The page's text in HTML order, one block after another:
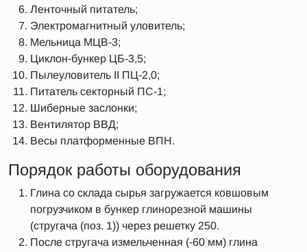
Ленточный питатель;
Электромагнитный уловитель;
Мельница МЦВ-3;
Циклон-бункер ЦБ-3,5;
Пылеуловитель II ПЦ‑2,0;
Питатель секторный ПС-1;
Шиберные заслонки;
Вентилятор ВВД;
Весы платформенные ВПН.
Порядок работы оборудования
Глина со склада сырья загружается ковшовым
погрузчиком в бункер глинорезной машины
(стругача (поз. 1)) через решетку 250.
После стругача измельченная (-60 мм) глина